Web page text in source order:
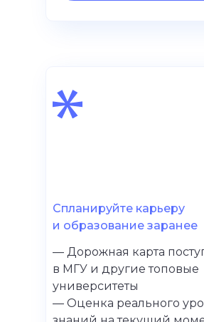
— Дорожная карта
в МГУ и другие топовые
университеты
— Оценка реального
Спланируйте карьеру
и образование заранее